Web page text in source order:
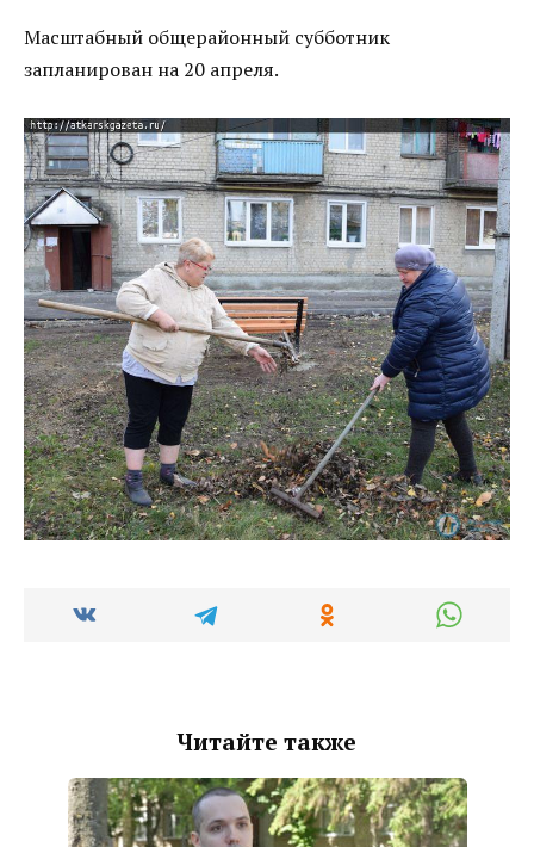
Масштабный общерайонный субботник
запланирован на 20 апреля.
Читайте также